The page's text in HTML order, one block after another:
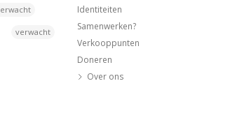
verwacht
Identiteiten
Samenwerken?
Verkooppunten
Doneren
Over ons